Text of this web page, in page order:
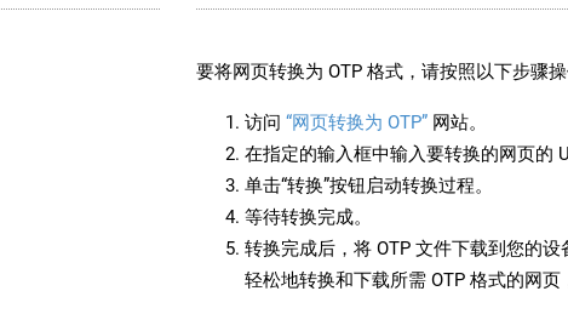
要将网页转换为 OTP 格式，请按照以下步骤操
访问 “网页转换为 OTP” 网站。
在指定的输入框中输入要转换的网页的
单击“转换”按钮启动转换过程。
等待转换完成。
转换完成后，将 OTP 文件下载到您的
轻松地转换和下载所需 OTP 格式的网页